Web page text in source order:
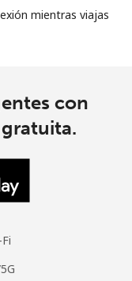
mientras viajas
con